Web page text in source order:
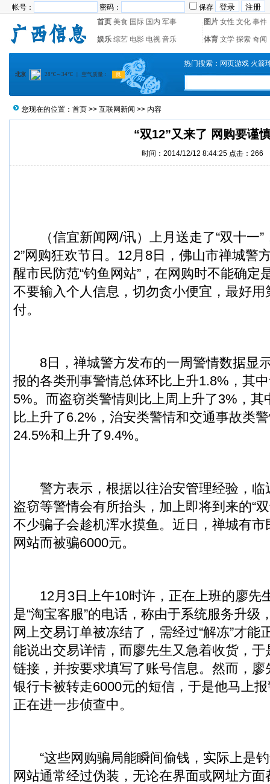
帐号： 密码：
保存
首页 美食 国际 国内 军事 图片 女性 文化 事件
娱乐 综艺 电影 电视 音乐 体育 文学 探索 奇闻
热门搜索： 网页游戏 火箭
您现在的位置： 首页 >> 互联网新闻 >> 内容
“双12”又来了 网购要谨
时间：2014/12/12 8:44:25 点击： 266
（信宜新闻 网/讯）上月送走了“双十一
2”网购狂欢节日。12月8日，佛山市禅城警
醒市民防范“钓鱼网站”，在网购时不能确定
不要输入个人信息，切勿贪小便宜，最好
付。
8日，禅城警方发布的一周警情数据显
报的各类刑事警情总体环比上升1.8%，其
5%。而盗窃类警情则比上周上升了3%，其
比上升了6.2%，治安类警情和交通事故类
24.5%和上升了9.4%。
警方表示，根据以往治安管理经验，临
盗窃等警情会有所抬头，加上即将到来的“
不少骗子会趁机浑水摸鱼。近日，禅城有
网站而被骗6000元。
12月3日上午10时许，正在上班的廖先
是“淘宝客服”的电话，称由于系统服务升级
网上交易订单被冻结了，需经过“解冻”才能
能说出交易详情，而廖先生又急着收货，
链接，并按要求填写了账号信息。然而，
银行卡被转走6000元的短信，于是他马上
正在进一步侦查中。
“这些网购骗局能瞬间偷钱，实际上是钓
网站通常经过伪装，无论在界面或网址方面